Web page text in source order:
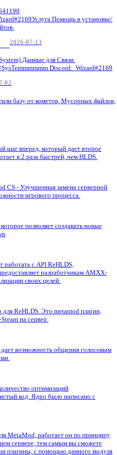
Помощь в установке/
2026-07-13
Данные для Связи.
Discord: Wizard#2169
02
базу от кометов, Мусорных файлов,
шаг вперед, который дает второе
в 2 раза быстрей, чем HLDS.
CS - Улучшенная замена серверной
игрового процесса.
позволяет создавать новые
с API ReHLDS,
разработчикам AMXX-
своих целей.
ReHLDS. Это metamod плагин,
на сервер.
возможность общения голосовым
оптимизаций
код. Ядро было написано с
MetaMod, работает он по принципу
сервере, тем самым вы сможете
плагины, с помощью данного модуля